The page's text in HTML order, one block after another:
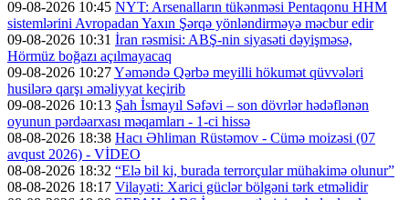
09-08-2026 10:45 NYT: Arsenalların tükənməsi Pentaqonu HHM
sistemlərini Avropadan Yaxın Şərqə yönləndirməyə məcbur edir
09-08-2026 10:31 İran rəsmisi: ABŞ-nin siyasəti dəyişməsə,
Hörmüz boğazı açılmayacaq
09-08-2026 10:27Yəməndə Qərbə meyilli hökumət qüvvələri
husilərə qarşı əməliyyat keçirib
09-08-2026 10:13 Şah İsmayıl Səfəvi – son dövrlər hədəflənən
oyunun pərdəarxası məqamları - 1-ci hissə
08-08-2026 18:38 Hacı Əhliman Rüstəmov - Cümə moizəsi (07
avqust 2026) - VİDEO
08-08-2026 18:32 “Elə bil ki, burada terrorçular mühakimə olunur”
08-08-2026 18:17 Vilayəti: Xarici güclər bölgəni tərk etməlidir